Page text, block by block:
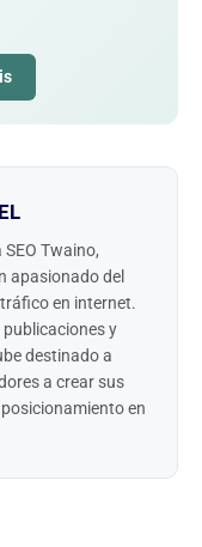
Twaino,
apasionado del
en internet.
y
destinado a
a crear sus
en